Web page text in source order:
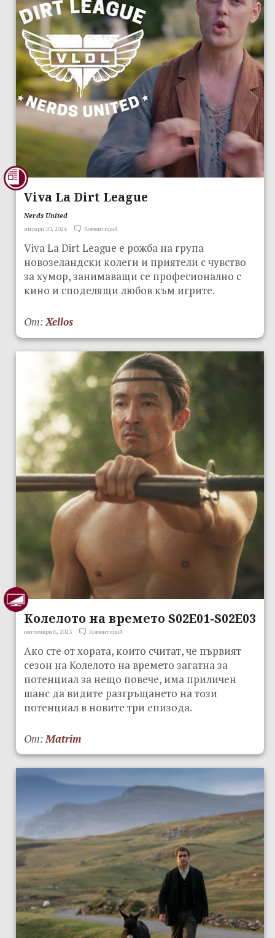
Viva La Dirt League
Nerds United
януари 10, 2024 Коментирай
Viva La Dirt League е рожба на група
новозеландски колеги и приятели с чувство
за хумор, занимаващи се професионално с
кино и споделящи любов към игрите.
От:Xellos
Колелото на времето S02E01-S02E03
септември 6, 2023 Коментирай
Ако сте от хората, които считат, че първият
сезон на Колелото на времето загатна за
потенциал за нещо повече, има приличен
шанс да видите разгръщането на този
потенциал в новите три епизода.
От:Matrim